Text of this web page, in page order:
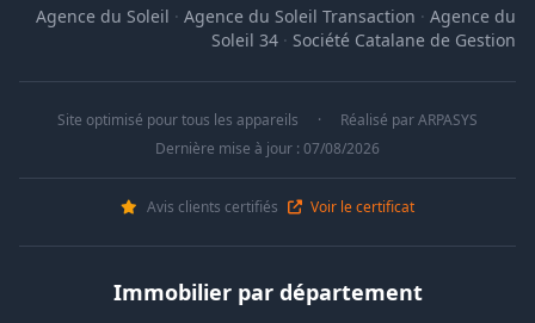
Agence du Soleil · Agence du Soleil Transaction · Agence du
Soleil 34 · Société Catalane de Gestion
Site optimisé pour tous les appareils · Réalisé parARPASYS
Dernière mise à jour : 07/08/2026
Avis clients certifiés Voir le certificat
Immobilier par département